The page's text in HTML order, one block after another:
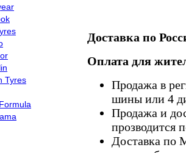
Tyres
Доставка по
Оплата для
Продажа в
шины или 4
Продажа и
прозводится
Доставка по